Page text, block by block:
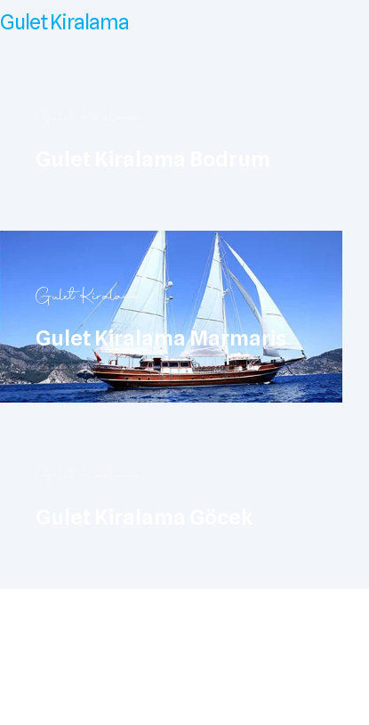
Gulet Kiralama
Gulet Kiralama
Gulet Kiralama Marmaris